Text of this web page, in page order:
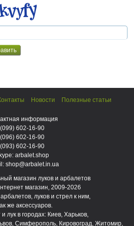
магазин луков и арбалетов
магазин, 2009-2026
луков и стрел к ним,
же аксессуаров.
лук в городах: Киев, Харьков,
Симферополь, Кировоград, Житомир,
Новости Полезные статьи
информация
(099) 602-16-90
(096) 602-16-90
(093) 602-16-90
arbalet.shop
shop@arbalet.in.ua